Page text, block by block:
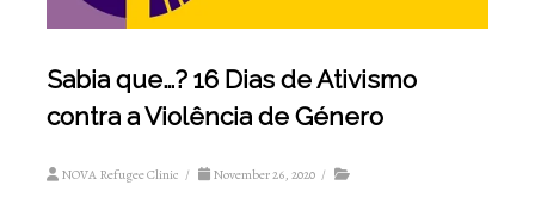
Sabia que…? 16 Dias de Ativismo
contra a Violência de Género
NOVA Refugee Clinic / November 26, 2020 /